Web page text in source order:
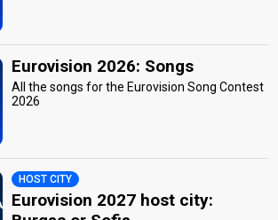
Eurovision 2026: Songs
All the songs for the Eurovision Song Contest
2026
HOST CITY
Eurovision 2027 host city: